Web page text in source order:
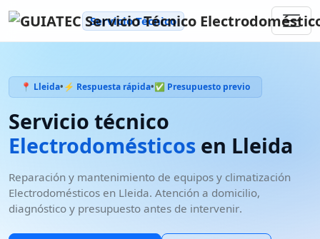
Servicio Técnico
📍 Lleida•⚡ Respuesta rápida•✅ Presupuesto previo
Servicio técnico
Electrodomésticos en Lleida
Reparación y mantenimiento de equipos y climatización
Electrodomésticos en Lleida. Atención a domicilio,
diagnóstico y presupuesto antes de intervenir.